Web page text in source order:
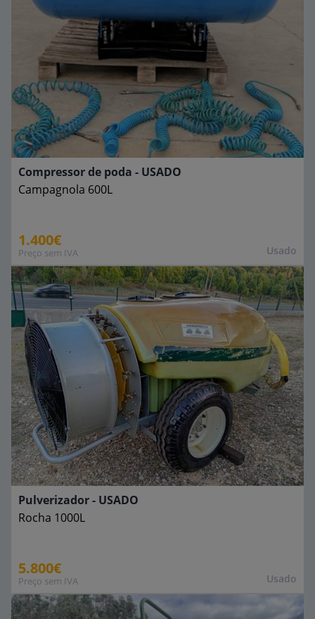
Usado
Compressor de poda - USADO
Campagnola 600L
1.400€
Preço sem IVA
Usado
Pulverizador - USADO
Rocha 1000L
5.800€
Preço sem IVA